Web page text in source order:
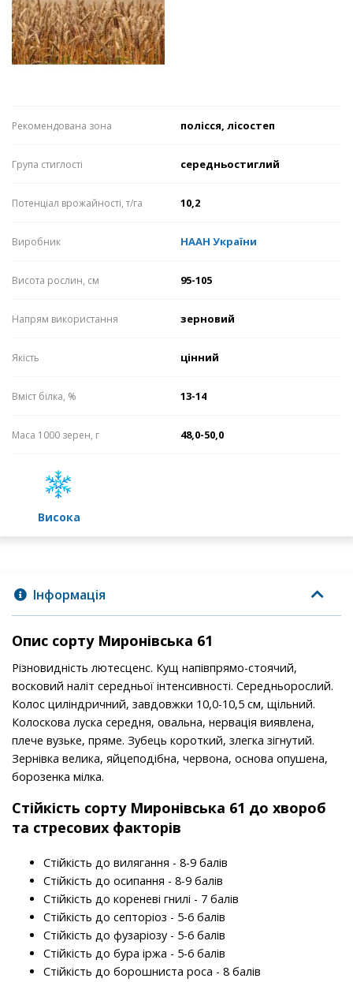
Рекомендована зона полісся, лісостеп
Група стиглості середньостиглий
Потенціал врожайності, т/га 10,2
Виробник НААН України
Висота рослин, см 95-105
Напрям використання зерновий
Якість цінний
Вміст білка, % 13-14
Маса 1000 зерен, г 48,0-50,0
високa
Інформація
Опис сорту Миронівська 61
Різновидність лютесценс. Кущ напівпрямо-стоячий,
восковий наліт середньої інтенсивності. Середньорослий.
Колос циліндричний, завдовжки 10,0-10,5 см, щільний.
Колоскова луска середня, овальна, нервація виявлена,
плече вузьке, пряме. Зубець короткий, злегка зігнутий.
Зернівка велика, яйцеподібна, червона, основа опушена,
борозенка мілка.
Стійкість сортуМиронівська 61 до хвороб
та стресових факторів
Стійкість до вилягання - 8-9 балів
Стійкість до осипання - 8-9 балів
Стійкість до кореневі гнилі - 7 балів
Стійкість до септоріоз - 5-6 балів
Стійкість до фузаріозу - 5-6 балів
Стійкість до бура іржа - 5-6 балів
Стійкість до борошниста роса - 8 балів